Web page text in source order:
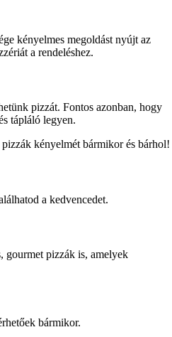
kényelmes megoldást nyújt az
a rendeléshez.
pizzát. Fontos azonban, hogy
tápláló legyen.
kényelmét bármikor és bárhol!
a kedvencedet.
gourmet pizzák is, amelyek
bármikor.